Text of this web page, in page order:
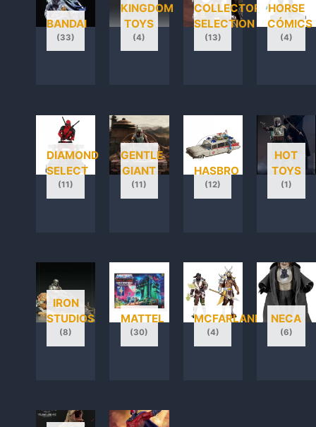
BANDAI
(33)
KINGDOM
TOYS
(4)
COLLECTOR’S
SELECTION
(13)
HORSE
CÓMICS
(4)
DIAMOND
SELECT
(11)
GENTLE
GIANT
(11)
HASBRO
(12)
HOT
TOYS
(1)
IRON
STUDIOS
(8)
MATTEL
(30)
MCFARLANE
(4)
NECA
(6)